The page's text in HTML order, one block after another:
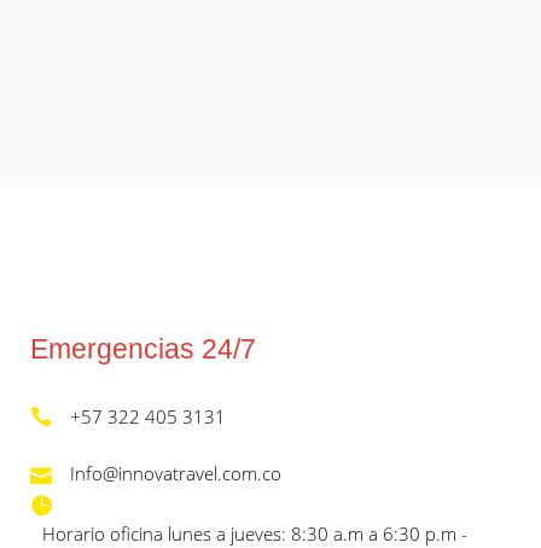
Emergencias 24/7
+57 322 405 3131
Info@innovatravel.com.co
Horario oficina lunes a jueves: 8:30 a.m a 6:30 p.m -